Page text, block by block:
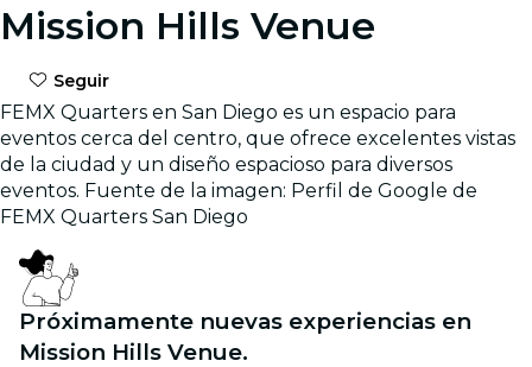
Mission Hills Venue
Seguir
FEMX Quarters en San Diego es un espacio para
eventos cerca del centro, que ofrece excelentes vistas
de la ciudad y un diseño espacioso para diversos
eventos. Fuente de la imagen: Perfil de Google de
FEMX Quarters San Diego
Próximamente nuevas experiencias en
Mission Hills Venue.